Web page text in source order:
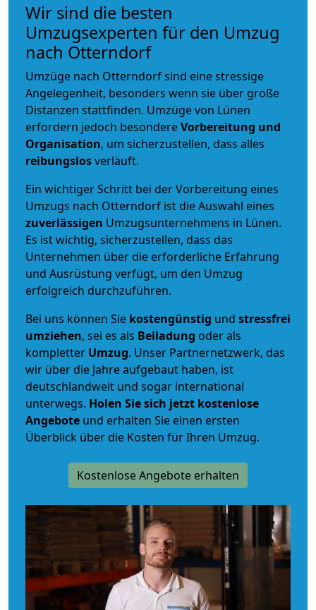
Wir sind die besten
Umzugsexperten für den Umzug
nach Otterndorf
Umzüge nach Otterndorf sind eine stressige
Angelegenheit, besonders wenn sie über große
Distanzen stattfinden. Umzüge von Lünen
erfordern jedoch besondereVorbereitung und
Organisation, um sicherzustellen, dass alles
reibungslosverläuft.
Ein wichtiger Schritt bei der Vorbereitung eines
Umzugs nach Otterndorf ist die Auswahl eines
zuverlässigen Umzugsunternehmens in Lünen.
Es ist wichtig, sicherzustellen, dass das
Unternehmen über die erforderliche Erfahrung
und Ausrüstung verfügt, um den Umzug
erfolgreich durchzuführen.
Bei uns können Sie kostengünstig und stressfrei
umziehen, sei es als Beiladung oder als
kompletter Umzug. Unser Partnernetzwerk, das
wir über die Jahre aufgebaut haben, ist
deutschlandweit und sogar international
unterwegs. Holen Sie sich jetzt kostenlose
Angebote und erhalten Sie einen ersten
Überblick über die Kosten für Ihren Umzug.
Kostenlose Angebote erhalten